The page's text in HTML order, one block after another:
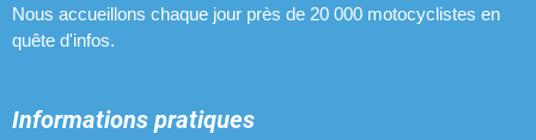
Nous accueillons chaque jour près de 20 000 motocyclistes en
quête d'infos.
Informations pratiques